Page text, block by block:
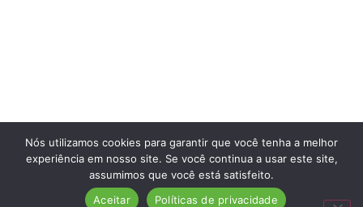
Nós utilizamos cookies para garantir que você tenha a melhor
experiência em nosso site. Se você continua a usar este site,
assumimos que você está satisfeito.
Aceitar
Políticas de privacidade